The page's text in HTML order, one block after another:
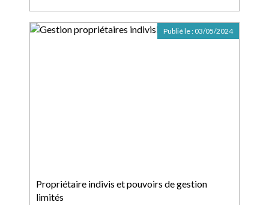
Propriétaire indivis et pouvoirs de gestion
limités
Publié le : 03/05/2024